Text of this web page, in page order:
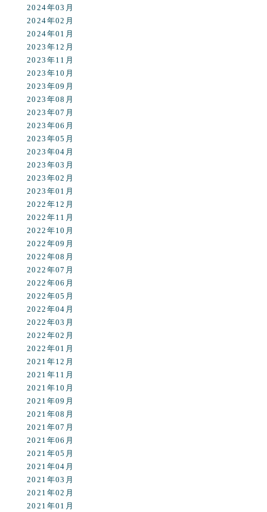
2024年03月
2024年02月
2024年01月
2023年12月
2023年11月
2023年10月
2023年09月
2023年08月
2023年07月
2023年06月
2023年05月
2023年04月
2023年03月
2023年02月
2023年01月
2022年12月
2022年11月
2022年10月
2022年09月
2022年08月
2022年07月
2022年06月
2022年05月
2022年04月
2022年03月
2022年02月
2022年01月
2021年12月
2021年11月
2021年10月
2021年09月
2021年08月
2021年07月
2021年06月
2021年05月
2021年04月
2021年03月
2021年02月
2021年01月